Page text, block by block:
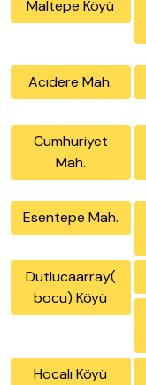
Maltepe Köyü
Acıdere Mah.
Cumhuriyet
Mah.
Esentepe Mah.
Dutlucaarray(
bocu) Köyü
Hocalı Köyü